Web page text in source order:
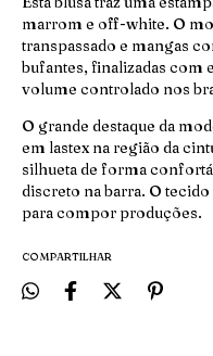
marrom e off-white. O
transpassado e mangas
bufantes, finalizadas com
volume controlado nos
O grande destaque da
em lastex na região da
silhueta de forma
discreto na barra. O
para compor produções.
COMPARTILHAR